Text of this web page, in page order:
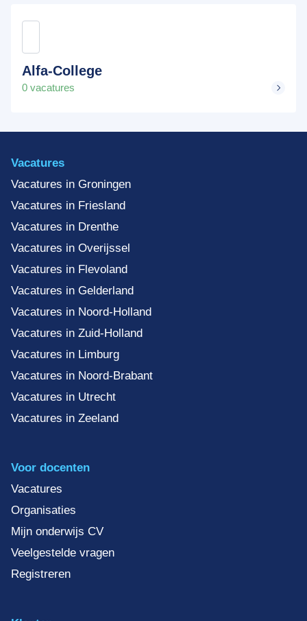
Alfa-College
0 vacatures
Vacatures
Vacatures in Groningen
Vacatures in Friesland
Vacatures in Drenthe
Vacatures in Overijssel
Vacatures in Flevoland
Vacatures in Gelderland
Vacatures in Noord-Holland
Vacatures in Zuid-Holland
Vacatures in Limburg
Vacatures in Noord-Brabant
Vacatures in Utrecht
Vacatures in Zeeland
Voor docenten
Vacatures
Organisaties
Mijn onderwijs CV
Veelgestelde vragen
Registreren